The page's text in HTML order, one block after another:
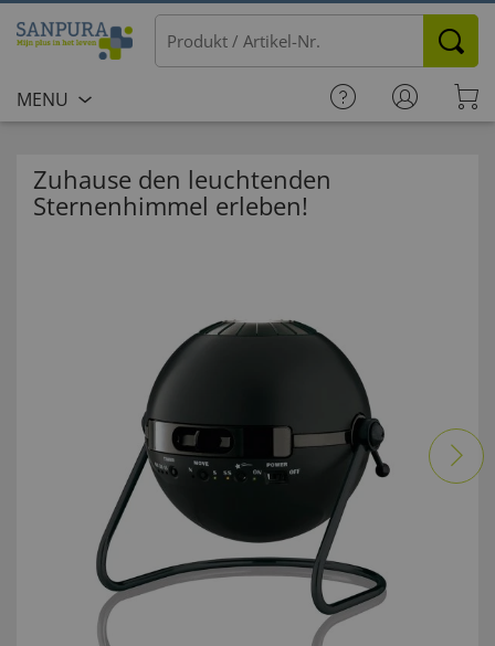
MENU
Zuhause den leuchtenden
Sternenhimmel erleben!